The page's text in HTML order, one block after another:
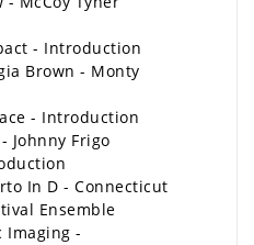
- Introduction
Brown - Monty
- Introduction
Johnny Frigo
In D - Connecticut
Ensemble
Imaging -